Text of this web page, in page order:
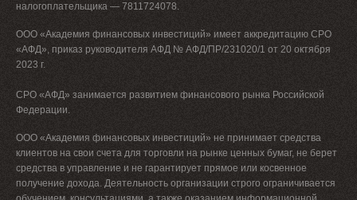
налогоплательщика — 7811724078.
ООО «Академия финансовых инвестиций» имеет аккредитацию СРО
«АФД», приказ руководителя АФД № АФД/ПР/231020/1 от 20 октября
2023 г.
СРО «АФД» занимается развитием финансового рынка Российской
Федерации.
ООО «Академия финансовых инвестиций» не принимает средства
клиентов на свои счета для торговли на рынке ценных бумаг, не берет
средства в управление и не гарантирует прямое или косвенное
получение дохода. Деятельность организации строго ограничивается